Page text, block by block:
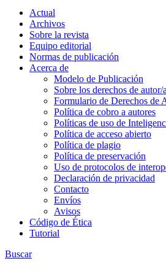
Actual
Archivos
Sobre la revista
Equipo editorial
Normas de publicación
Acerca de
Modelo de Publicación
Sobre los derechos de autor/a
Formulario de Derechos de
Política de cobro a autores
Políticas de uso de
Política de acceso abierto
Política de plagio
Política de preservación
Uso de protocolos de
Declaración de privacidad
Contacto
Envíos
Avisos
Código de Ética
Tutorial
Buscar